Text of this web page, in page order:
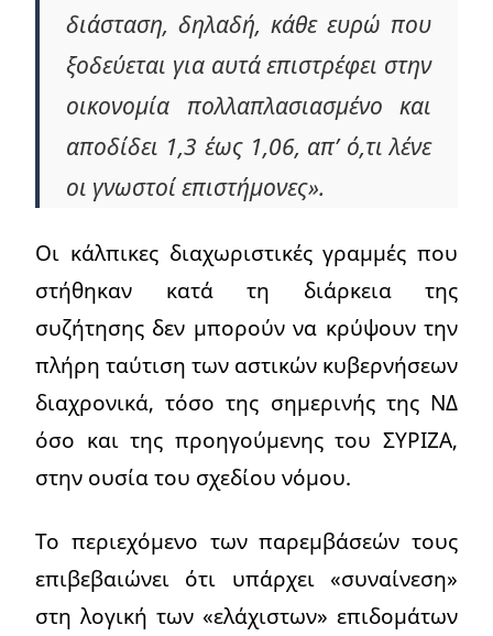
διάσταση, δηλαδή, κάθε ευρώ που
ξοδεύεται για αυτά επιστρέφει στην
οικονομία πολλαπλασιασμένο και
αποδίδει 1,3 έως 1,06, απ’ ό,τι λένε
οι γνωστοί επιστήμονες».
Οι κάλπικες διαχωριστικές γραμμές που
στήθηκαν κατά τη διάρκεια της
συζήτησης δεν μπορούν να κρύψουν την
πλήρη ταύτιση των αστικών κυβερνήσεων
διαχρονικά, τόσο της σημερινής της ΝΔ
όσο και της προηγούμενης του ΣΥΡΙΖΑ,
στην ουσία του σχεδίου νόμου.
Το περιεχόμενο των παρεμβάσεών τους
επιβεβαιώνει ότι υπάρχει «συναίνεση»
στη λογική των «ελάχιστων» επιδομάτων